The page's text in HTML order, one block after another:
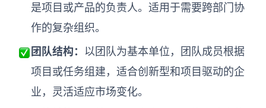
AI生成组织结构图 AI生成平衡计分卡
AI生成胜任力模型
AI生成价值链
是项目或产品的负责人。适用于需要跨部门协
作的复杂组织。
团队结构： 以团队为基本单位，团队成员根据
项目或任务组建，适合创新型和项目驱动的企
业，灵活适应市场变化。